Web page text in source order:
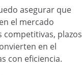
asegurar que
el mercado
competitivas, plazos
en el
con eficiencia.